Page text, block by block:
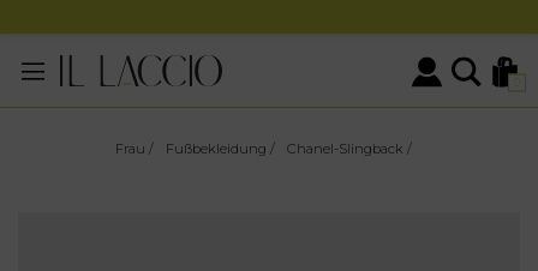
0
Frau / Fußbekleidung / Chanel-Slingback /